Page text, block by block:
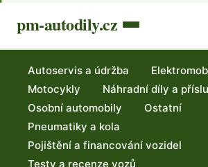
pm-autodily.cz
Autoservis a údržba
Motocykly
Náhradní díly a
Osobní automobily
Ostatní
Pneumatiky a kola
Pojištění a financování vozidel
Testy a recenze vozů